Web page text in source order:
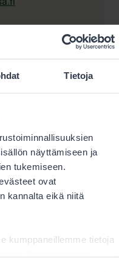
Tietoja
näyttämiseen ja
tukemiseen.
ovat
kannalta eikä niitä
kumppaneillemme tietoja
Nurmes ja